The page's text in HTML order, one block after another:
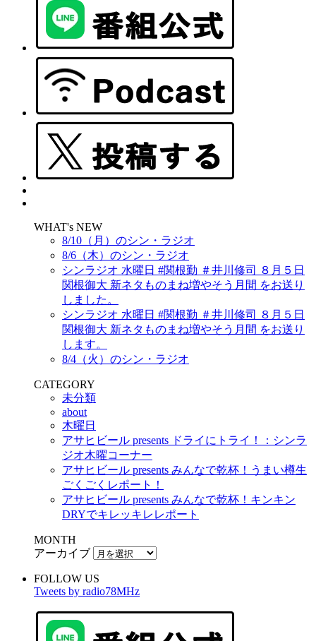
WHAT's NEW
8/10（月）のシン・ラジオ
8/6（木）のシン・ラジオ
シンラジオ 水曜日 #関根勤 ＃井川修司 ８月５日
関根御大 新ネタものまね増やそう月間 をお送り
しました。
シンラジオ 水曜日 #関根勤 ＃井川修司 ８月５日
関根御大 新ネタものまね増やそう月間 をお送り
します。
8/4（火）のシン・ラジオ
CATEGORY
未分類
about
木曜日
アサヒビール presents ドライにトライ！：シンラ
ジオ木曜コーナー
アサヒビール presents みんなで乾杯！うまい樽生
ごくごくレポート！
アサヒビール presents みんなで乾杯！キンキン
DRYでキレッキレレポート
MONTH
アーカイブ
FOLLOW US
Tweets by radio78MHz